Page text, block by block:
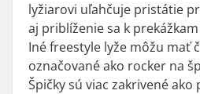
lyžiarovi uľahčuje pristátie
aj priblíženie sa k
Iné freestyle lyže môžu mať
označované ako rocker na
Špičky sú viac zakrivené ako